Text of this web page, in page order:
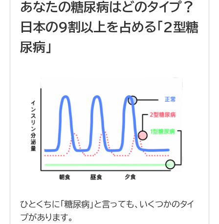
あなたの糖尿病はどのタイプ？
日本の9割以上を占める「2型糖
尿病」
ひとくちに「糖尿病」と言っても、いくつかのタイ
プがあります。